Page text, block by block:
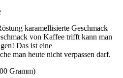
karamellisierte Geschmack
von Kaffee trifft kann man
Das ist eine
man heute nicht verpassen darf.
Gramm)